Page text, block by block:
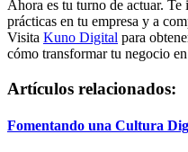
Ahora es tu turno de actuar.
prácticas en tu empresa y a
Visita Kuno Digital para
cómo transformar tu negocio
Artículos relacionados:
Fomentando una Cultura